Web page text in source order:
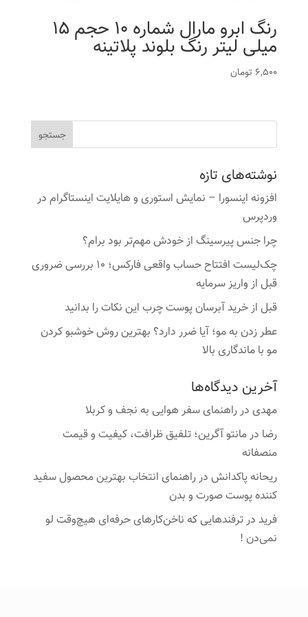
رنگ ابرو مارال شماره 10 حجم 15
میلی لیتر رنگ بلوند پلاتینه
6,500 تومان
نوشته‌های تازه
افزونه اینسورا – نمایش استوری و هایلایت اینستاگرام در
وردپرس
چرا جنس پیرسینگ از خودش مهم‌تر بود برام؟
چک‌لیست افتتاح حساب واقعی فارکس؛ ۱۰ بررسی ضروری
قبل از واریز سرمایه
قبل از خرید آبرسان پوست چرب این نکات را بدانید
عطر زدن به مو؛ آیا ضرر دارد؟ بهترین روش خوشبو کردن
مو با ماندگاری بالا
آخرین دیدگاه‌ها
مهدیدرراهنمای سفر هوایی به نجف و کربلا
رضا درمانتو آگرین؛ تلفیق ظرافت، کیفیت و قیمت
منصفانه
ریحانه پاکدانشدرراهنمای انتخاب بهترین محصول سفید
کننده پوست صورت و بدن
فریددرترفندهایی که ناخن‌کارهای حرفه‌ای هیچ‌وقت لو
نمی‌دن !